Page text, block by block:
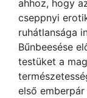
ahhoz, hogy
cseppnyi
ruhátlansága
Bűnbeesése
testüket a
első